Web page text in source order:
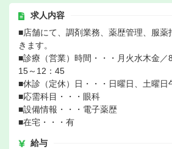
求人内容
■店舗にて、調剤業務、薬歴管理、服薬
きます。
■診療（営業）時間・・・月火水木金／
15～12：45
■休診（定休）日・・・日曜日、土曜日
■応需科目・・・眼科
■設備情報・・・電子薬歴
■在宅・・・有
給与